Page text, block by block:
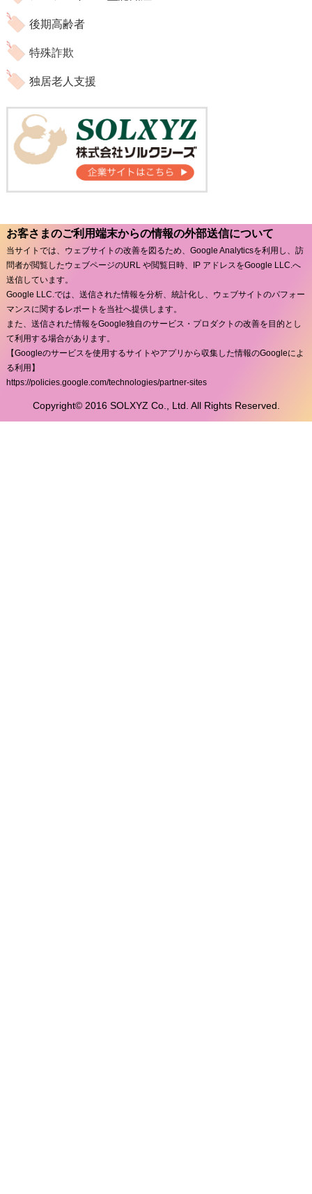
後期高齢者
特殊詐欺
独居老人支援
お客さまのご利用端末からの情報の外部送信について
当サイトでは、ウェブサイトの改善を図るため、Google Analyticsを利用し、訪
問者が閲覧したウェブページのURL や閲覧日時、IP アドレスをGoogle LLC.へ
送信しています。
Google LLC.では、送信された情報を分析、統計化し、ウェブサイトのパフォー
マンスに関するレポートを当社へ提供します。
また、送信された情報をGoogle独自のサービス・プロダクトの改善を目的とし
て利用する場合があります。
【Googleのサービスを使用するサイトやアプリから収集した情報のGoogleによ
る利用】
https://policies.google.com/technologies/partner-sites
Copyright© 2016 SOLXYZ Co., Ltd. All Rights Reserved.